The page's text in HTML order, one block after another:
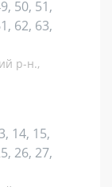
50, 51,
62, 63,
р-н.,
14, 15,
26, 27,